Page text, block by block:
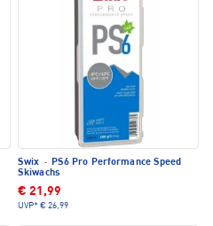
Swix · PS6 Pro Performance Speed
Skiwachs
€ 21,99
UVP* € 26,99